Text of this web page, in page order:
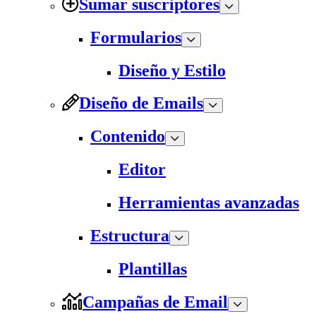
Sumar suscriptores
Formularios
Diseño y Estilo
Diseño de Emails
Contenido
Editor
Herramientas avanzadas
Estructura
Plantillas
Campañas de Email